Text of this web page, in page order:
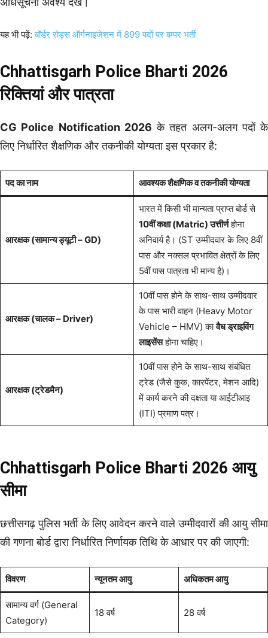
यह भी पढ़ें:बॉर्डर रोड्स ऑर्गनाइजेशन में 899 पदों पर बम्पर भर्ती
Chhattisgarh Police Bharti 2026
रिक्तियां और पात्रता
CG Police Notification 2026 के तहत अलग-अलग पदों के
लिए निर्धारित शैक्षणिक और तकनीकी योग्यता इस प्रकार है:
पद का नाम आवश्यक शैक्षणिक व तकनीकी योग्यता
आरक्षक (सामान्य ड्यूटी – GD)
भारत में किसी भी मान्यता प्राप्त बोर्ड से
10वीं कक्षा (Matric) उत्तीर्णहोना
अनिवार्य है। (ST उम्मीदवार के लिए 8वीं
पास और नक्सल प्रभावित क्षेत्रों के लिए
5वीं पास पात्रता भी मान्य है)।
आरक्षक (चालक – Driver)
10वीं पास होने के साथ-साथ उम्मीदवार
के पास भारी वाहन (Heavy Motor
Vehicle – HMV) कावैध ड्राइविंग
लाइसेंसहोना चाहिए।
आरक्षक (ट्रेडमैन)
10वीं पास होने के साथ-साथ संबंधित
ट्रेड (जैसे कुक, कारपेंटर, मेशन आदि)
में कार्य करने की दक्षता या आईटीआइ
(ITI) प्रमाण पत्र।
Chhattisgarh Police Bharti 2026 आयु
सीमा
छत्तीसगढ़ पुलिस भर्ती के लिए आवेदन करने वाले उम्मीदवारों की आयु सीमा
की गणना बोर्ड द्वारा निर्धारित निर्णायक तिथि के आधार पर की जाएगी:
विवरण न्यूनतम आयु अधिकतम आयु
सामान्य वर्ग (General
Category)
18 वर्ष 28 वर्ष